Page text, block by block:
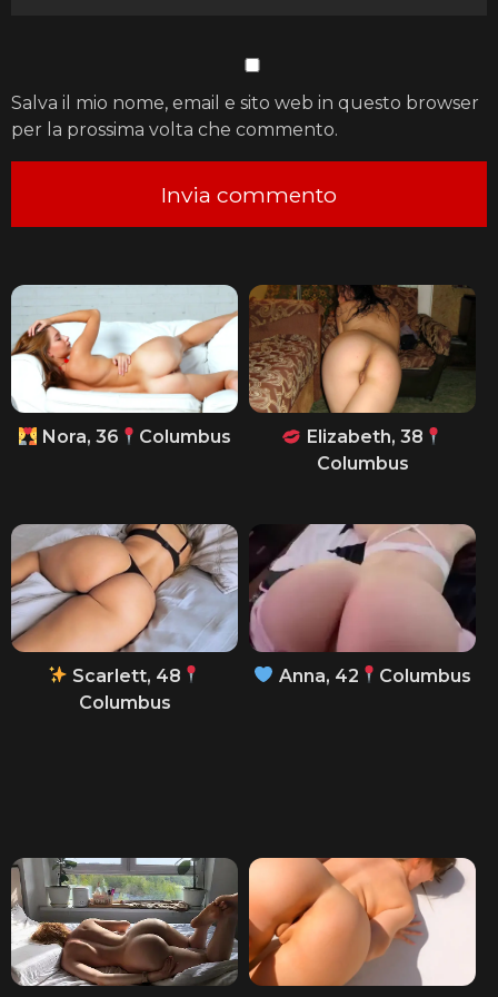
Salva il mio nome, email e sito web in questo browser
per la prossima volta che commento.
Nora, 36 Columbus
Elizabeth, 38
Columbus
Scarlett, 48
Columbus
Anna, 42 Columbus